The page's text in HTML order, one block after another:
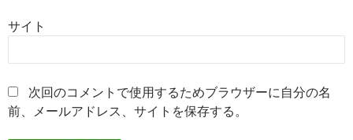
サイト
次回のコメントで使用するためブラウザーに自分の名
前、メールアドレス、サイトを保存する。